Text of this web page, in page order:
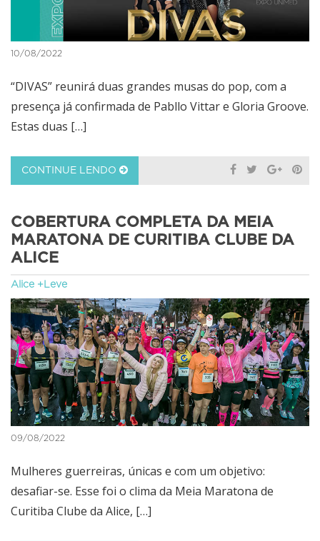
10/08/2022
“DIVAS” reunirá duas grandes musas do pop, com a
presença já confirmada de Pabllo Vittar e Gloria Groove.
Estas duas […]
CONTINUE LENDO
COBERTURA COMPLETA DA MEIA
MARATONA DE CURITIBA CLUBE DA
ALICE
Alice +Leve
09/08/2022
Mulheres guerreiras, únicas e com um objetivo:
desafiar-se. Esse foi o clima da Meia Maratona de
Curitiba Clube da Alice, […]